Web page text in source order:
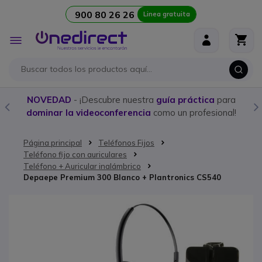
900 80 26 26 Linea gratuita
Toggle
Nav
Compra aquí losmejores Walkies con licenciay
programación personalizada
Página principal
Teléfonos Fijos
Teléfono fijo con auriculares
Teléfono + Auricular inalámbrico
Depaepe Premium 300 Blanco + Plantronics CS540